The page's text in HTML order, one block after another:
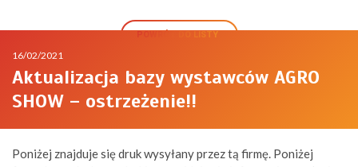
POWRÓT DO LISTY
16/02/2021
Aktualizacja bazy wystawców AGRO
SHOW – ostrzeżenie!!
Poniżej znajduje się druk wysyłany przez tą firmę. Poniżej